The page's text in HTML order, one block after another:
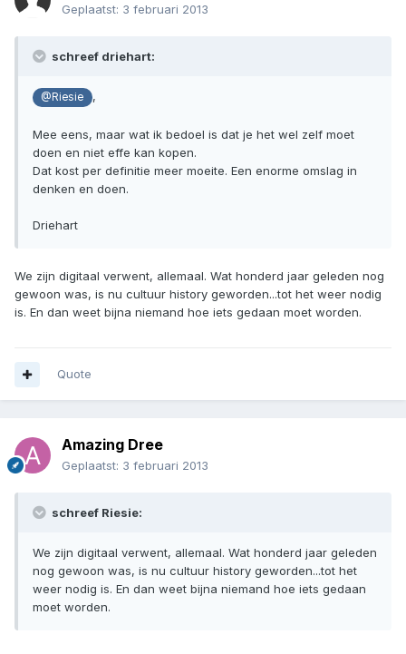
Geplaatst: 3 februari 2013
schreef driehart:
@Riesie ,
Mee eens, maar wat ik bedoel is dat je het wel zelf moet
doen en niet effe kan kopen.
Dat kost per definitie meer moeite. Een enorme omslag in
denken en doen.
Driehart
We zijn digitaal verwent, allemaal. Wat honderd jaar geleden nog
gewoon was, is nu cultuur history geworden...tot het weer nodig
is. En dan weet bijna niemand hoe iets gedaan moet worden.
Quote
Amazing Dree
Geplaatst: 3 februari 2013
schreef Riesie:
We zijn digitaal verwent, allemaal. Wat honderd jaar geleden
nog gewoon was, is nu cultuur history geworden...tot het
weer nodig is. En dan weet bijna niemand hoe iets gedaan
moet worden.